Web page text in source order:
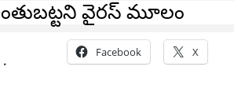
వైరస్ మూలం
Facebook X